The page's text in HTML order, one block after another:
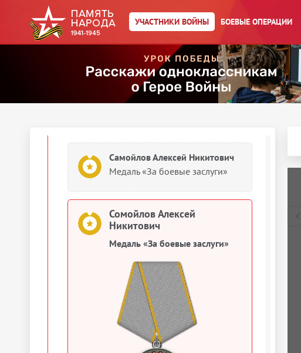
УЧАСТНИКИ ВОЙНЫ БОЕВЫЕ ОПЕРАЦИИ
Сталинграда»
1944
Документы о награждении
Самойлов Алексей Никитович
Самойлов Алексей Никитович
Медаль «За боевые заслуги»
Сомойлов Алексей
Никитович
Медаль «За боевые заслуги»